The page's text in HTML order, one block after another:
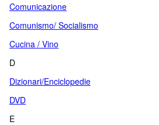
Comunicazione
Comunismo/ Socialismo
Cucina / Vino
D
Dizionari/Enciclopedie
DVD
E